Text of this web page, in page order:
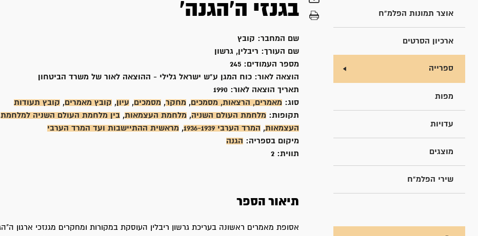
אוצר תמונות הפלמ"ח
ארכיון הסרטים
ספרייה
מפות
עדויות
מוצגים
שירי הפלמ"ח
בגנזי ה'הגנה'
שם המחבר: קובץ
שם העורך: ריבלין, גרשון
מספר העמודים: 245
הוצאה לאור: כוח המגן ע"ש ישראל גלילי - ההוצאה לאור של משרד הביטחון
תאריך הוצאה לאור:
סוג: מאמרים, הרצאות, מסמכים, מחקר, מסמכים, עיון, קובץ מאמרים, קובץ תעודות
תקופות: מלחמת העולם השניה, מלחמת העצמאות, בין מלחמת העולם השניה למלחמת
העצמאות, המרד הערבי 1936-1939 , מראשית ההתיישבות ועד המרד הערבי
מיקום בספריה: הגנה
תווית: 2
תיאור הספר